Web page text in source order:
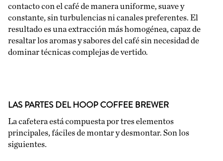
contacto con el café de manera uniforme, suave y
constante, sin turbulencias ni canales preferentes. El
resultado es una extracción más homogénea, capaz de
resaltar los aromas y sabores del café sin necesidad de
dominar técnicas complejas de vertido.
LAS PARTES DEL HOOP COFFEE BREWER
La cafetera está compuesta por tres elementos
principales, fáciles de montar y desmontar. Son los
siguientes.